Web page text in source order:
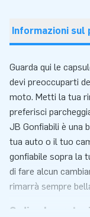
Informazioni sul
Guarda qui le
devi preoccuparti
moto. Metti la tua
preferisci
JB Gonfiabili è una
tua auto o il tuo
gonfiabile sopra la
di fare alcun
rimarrà sempre
Ordina la